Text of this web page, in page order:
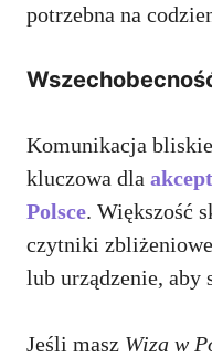
potrzebna na
Komunikacja
kluczowa dla
Polsce. Większość
czytniki
lub urządzenie, aby
Jeśli masz Wiza w